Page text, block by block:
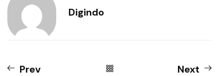
Digindo
Prev Next